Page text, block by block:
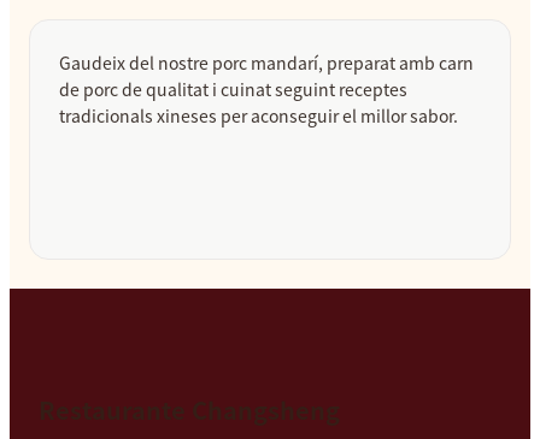
Gaudeix del nostre porc mandarí, preparat amb carn
de porc de qualitat i cuinat seguint receptes
tradicionals xineses per aconseguir el millor sabor.